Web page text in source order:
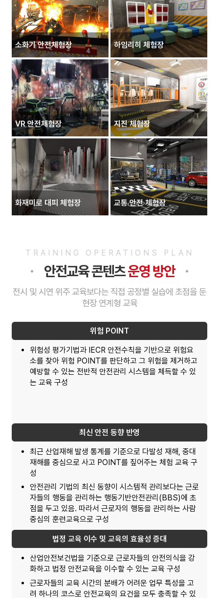
소화기 안전체험장 하임리히 체험장
VR 안전체험장 지진 체험장
화재미로 대피 체험장 교통 안전 체험장
TRAINING OPERATIONS PLAN
안전교육 콘텐츠운영 방안
전시 및 시연 위주 교육보다는 직접 공정별 실습에 초점을 둔
현장 연계형 교육
위험 POINT
위험성 평가기법과 IECR 안전수칙을 기반으로 위험요
소를 찾아 위험 POINT를 판단하고 그 위험을 제거하고
예방할 수 있는 전반적 안전관리 시스템을 체득할 수 있
는 교육 구성
최신 안전 동향 반영
최근 산업재해 발생 통계를 기준으로 다발성 재해, 중대
재해를 중심으로 사고 POINT를 짚어주는 체험 교육 구
성
안전관리 기법의 최신 동향이 시스템적 관리보다는 근로
자들의 행동을 관리하는 행동기반안전관리(BBS)에 초
점을 두고 있음. 따라서 근로자의 행동을 관리하는 사람
중심의 훈련교육으로 구성
법정 교육 이수 및 교육의 효율성 증대
산업안전보건법을 기준으로 근로자들의 안전의식을 강
화하고 법정 안전교육을 이수할 수 있는 교육 구성
근로자들의 교육 시간의 분배가 어려운 업무 특성을 고
려 하나의 코스로 안전교육의 요건을 모두 충족할 수 있